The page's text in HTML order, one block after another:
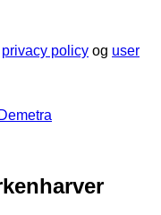
privacy policy og user